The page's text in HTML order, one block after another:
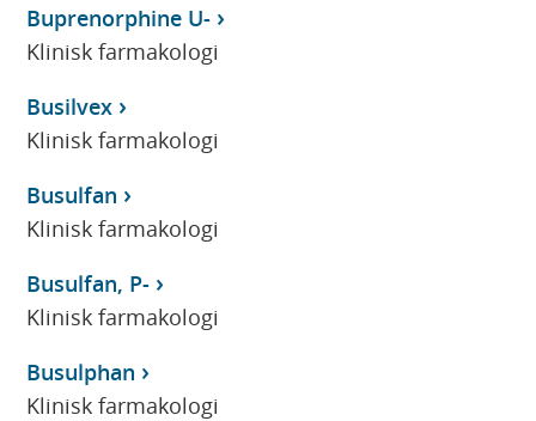
Buprenorphine U-
Klinisk farmakologi
Busilvex
Klinisk farmakologi
Busulfan
Klinisk farmakologi
Busulfan, P-
Klinisk farmakologi
Busulphan
Klinisk farmakologi